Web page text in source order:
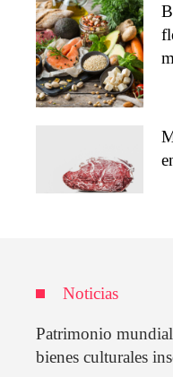
Noticias
Patrimonio
bienes culturales